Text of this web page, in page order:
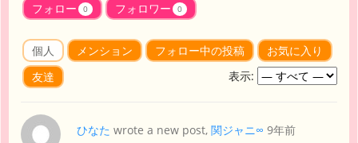
フォロー 0 フォロワー 0
個人 メンション フォロー中の投稿
お気に入り
友達
表示:
ひなた wrote a new post, 関ジャニ∞ 9年前